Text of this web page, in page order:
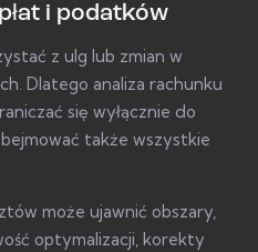
i podatków
z ulg lub zmian w
Dlatego analiza rachunku
się wyłącznie do
także wszystkie
może ujawnić obszary,
optymalizacji, korekty